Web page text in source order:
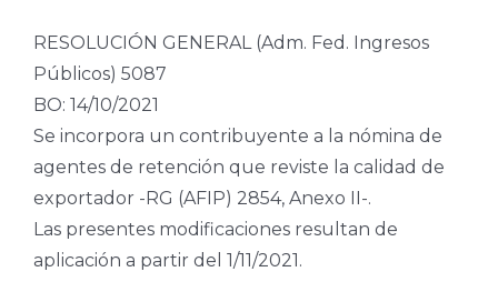
RESOLUCIÓN GENERAL (Adm. Fed. Ingresos
Públicos) 5087
BO: 14/10/2021
Se incorpora un contribuyente a la nómina de
agentes de retención que reviste la calidad de
exportador -RG (AFIP) 2854, Anexo II-.
Las presentes modificaciones resultan de
aplicación a partir del 1/11/2021.